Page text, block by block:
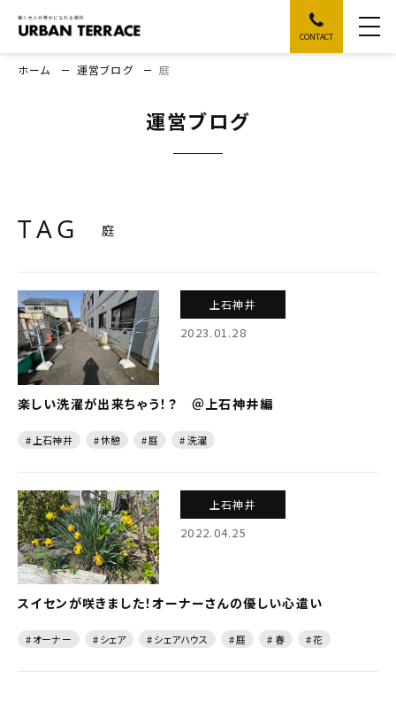
CONTACT
運営ブログ
ホーム 運営ブログ 庭
TAG 庭
上石神井
2023.01.28
楽しい洗濯が出来ちゃう！？ ＠上石神井編
# 上石神井 # 休憩 # 庭 # 洗濯
上石神井
2022.04.25
スイセンが咲きました！オーナーさんの優しい心遣い
# オーナー # シェア # シェアハウス # 庭 # 春 # 花